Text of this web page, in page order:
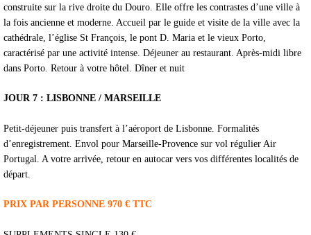
construite sur la rive droite du Douro. Elle offre les contrastes d’une ville à
la fois ancienne et moderne. Accueil par le guide et visite de la ville avec la
cathédrale, l’église St François, le pont D. Maria et le vieux Porto,
caractérisé par une activité intense. Déjeuner au restaurant. Après-midi libre
dans Porto. Retour à votre hôtel. Dîner et nuit
JOUR 7 : LISBONNE / MARSEILLE
Petit-déjeuner puis transfert à l’aéroport de Lisbonne. Formalités
d’enregistrement. Envol pour Marseille-Provence sur vol régulier Air
Portugal. A votre arrivée, retour en autocar vers vos différentes localités de
départ.
PRIX PAR PERSONNE 970 € TTC